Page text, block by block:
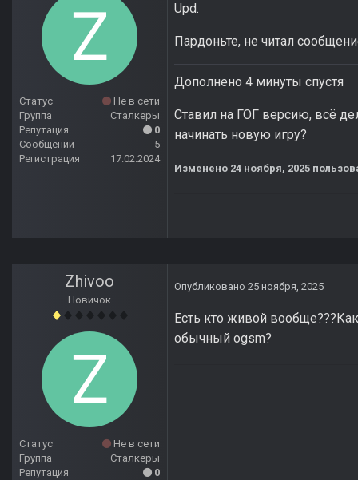
Статус
Не в сети
Группа
Сталкеры
Репутация
0
Сообщений
5
Регистрация
17.02.2024
Upd.
Пардоньте, не читал
Дополнено 4 минуты спустя
Ставил на ГОГ версию, всё
начинать новую игру?
Изменено 24 ноября, 2025
Zhivoo
Новичок
Статус
Не в сети
Группа
Сталкеры
Репутация
0
Опубликовано 25 ноября, 2025
Есть кто живой
обычный ogsm?